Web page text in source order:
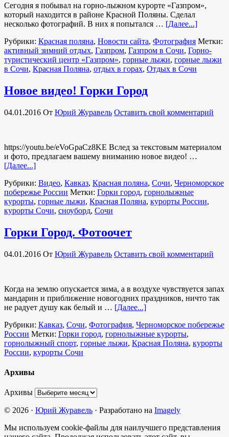
Сегодня я побывал на горно-лыжном курорте «Газпром»,
который находится в районе Красной Поляны. Сделал
несколько фотографий. В них я попытался … [Далее...]
Рубрики: Красная поляна, Новости сайта, Фотография Метки:
активный зимний отдых, Газпром, Газпром в Сочи, Горно-
туристический центр «Газпром», горные лыжи, горные лыжи
в Сочи, Красная Поляна, отдых в горах, Отдых в Сочи
Новое видео! Горки Город
04.01.2016 От Юрий Журавель Оставить свой комментарий
https://youtu.be/eVoGpaCz8KE Вслед за текстовым материалом
и фото, предлагаем вашему вниманию новое видео! …
[Далее...]
Рубрики: Видео, Кавказ, Красная поляна, Сочи, Черноморское
побережье России Метки: Горки город, горнолыжные
курорты, горные лыжи, Красная Поляна, курорты России,
курорты Сочи, сноуборд, Сочи
Горки Город. Фотоочет
04.01.2016 От Юрий Журавель Оставить свой комментарий
Когда на землю опускается зима, а в воздухе чувствуется запах
мандарин и приближение новогодних праздников, ничто так
не радует душу как белый и … [Далее...]
Рубрики: Кавказ, Сочи, Фотография, Черноморское побережье
России Метки: Горки город, горнолыжные курорты,
горнолыжный спорт, горные лыжи, Красная Поляна, курорты
России, курорты Сочи
Архивы
Архивы
© 2026 · Юрий Журавель · Разработано на Imagely
Мы используем cookie-файлы для наилучшего представления